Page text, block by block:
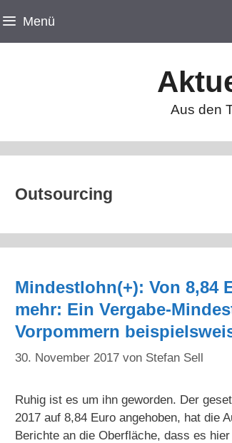
Menü
Aus den
Outsourcing
Mindestlohn(+): Von 8,84
mehr: Ein Vergabe-
Vorpommern
30. November 2017 von Stefan Sell
Ruhig ist es um ihn geworden. Der
2017 auf 8,84 Euro angehoben, hat die
Berichte an die Oberfläche, dass es